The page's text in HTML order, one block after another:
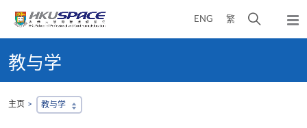
ENG 繁
开
弹
出
单
content
start教与学
主页 教与学